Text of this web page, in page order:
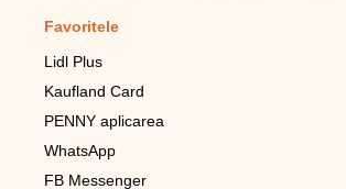
Favoritele
Lidl Plus
Kaufland Card
PENNY aplicarea
WhatsApp
FB Messenger